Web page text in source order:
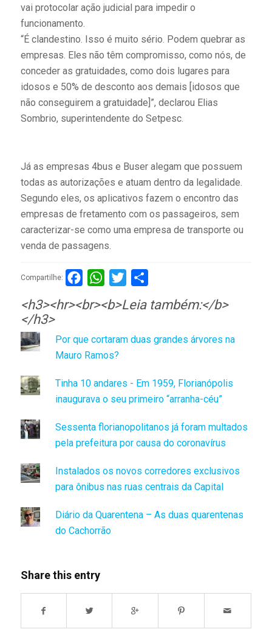
vai protocolar ação judicial para impedir o
funcionamento.
“É clandestino. Isso é muito sério. Podem quebrar as
empresas. Eles não têm compromisso, como nós, de
conceder as gratuidades, como dois lugares para
idosos e 50% de desconto aos demais [idosos que
não conseguirem a gratuidade]”, declarou Elias
Sombrio, superintendente do Setpesc.
Já as empresas 4bus e Buser alegam que possuem
todas as autorizações e atuam dentro da legalidade.
Segundo eles, os aplicativos fazem o encontro das
empresas de fretamento com os passageiros, sem
caracterizar-se como uma empresa de transporte ou
venda de passagens.
Compartilhe: FacebookWhatsApp
Twitter
<h3><hr><br><b>Leia também:</b>
</h3>
Por que cortaram duas grandes árvores na
Mauro Ramos?
Tinha 10 andares - Em 1959, Florianópolis
inaugurava o seu primeiro “arranha-céu”
Sessenta florianopolitanos já foram multados
pela prefeitura por causa do coronavírus
Instalados os novos corredores exclusivos
para ônibus nas ruas centrais da Capital
Diário da Quarentena – As duas quarentenas
do Cachorrão
Share this entry